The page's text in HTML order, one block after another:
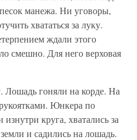
манежа. Ни уговоры,
хвататься за луку.
ждали этого
смешно. Для него верховая
гоняли на корде. На
Юнкера по
круга, хватались за
и садились на лошадь.